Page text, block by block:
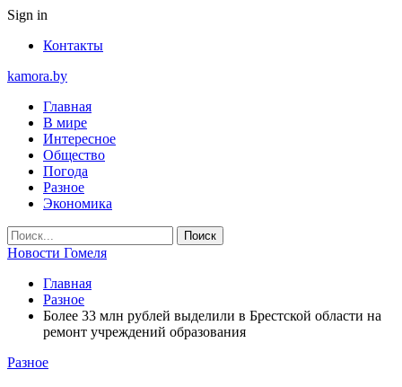
Sign in
Контакты
kamora.by
Главная
В мире
Интересное
Общество
Погода
Разное
Экономика
Новости Гомеля
Главная
Разное
Более 33 млн рублей выделили в Брестской области на
ремонт учреждений образования
Разное